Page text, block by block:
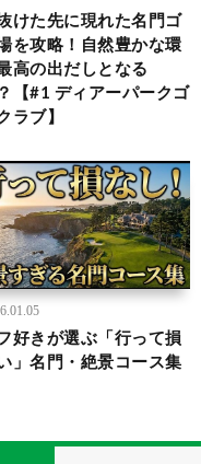
けた先に現れた名門ゴ
を攻略！自然豊かな環
高の出だしとなる
【#1 ディアーパークゴ
ラブ】
好きが選ぶ「行って損
」名門・絶景コース集